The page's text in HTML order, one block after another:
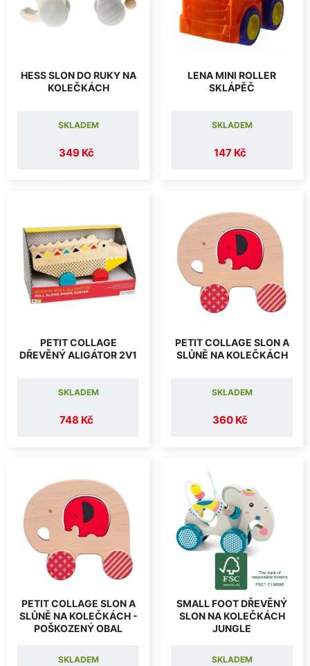
HESS SLON DO RUKY NA
KOLEČKÁCH
349 Kč
SKLADEM
LENA MINI ROLLER
SKLÁPĚČ
147 Kč
SKLADEM
PETIT COLLAGE
DŘEVĚNÝ ALIGÁTOR 2V1
748 Kč
SKLADEM
PETIT COLLAGE SLON A
SLŮNĚ NA KOLEČKÁCH
360 Kč
SKLADEM
PETIT COLLAGE SLON A
SLŮNĚ NA KOLEČKÁCH -
POŠKOZENÝ OBAL
SKLADEM
SMALL FOOT DŘEVĚNÝ
SLON NA KOLEČKÁCH
JUNGLE
SKLADEM